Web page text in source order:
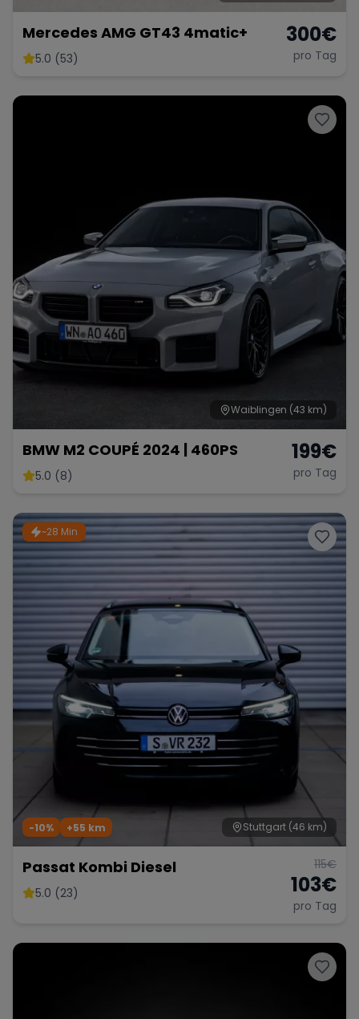
Mercedes AMG GT43 4matic+
5.0 (53)
300€
pro Tag
Waiblingen (43 km)
BMW M2 COUPÉ 2024 | 460PS
5.0 (8)
199€
pro Tag
~28 Min
Stuttgart (46 km)
-10% +55 km
Passat Kombi Diesel
5.0 (23)
115€
103€
pro Tag